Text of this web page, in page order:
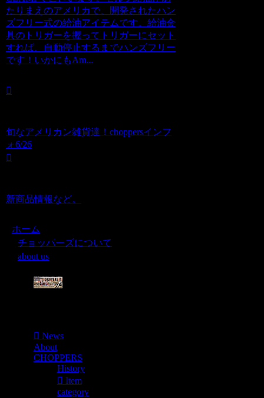
たりまえのアメリカで、開発されたハン
ズフリー式の給油アイテムです。給油金
具のトリガーを握ってトリガーにセット
すれば、自動停止するまでハンズフリー
です！いかにもAm...
旬なアメリカン雑貨達！choppersインフ
ォ6/26
新商品情報など。
ホーム
チョッパーズについて
about us
News
About
CHOPPERS
History
Item
category